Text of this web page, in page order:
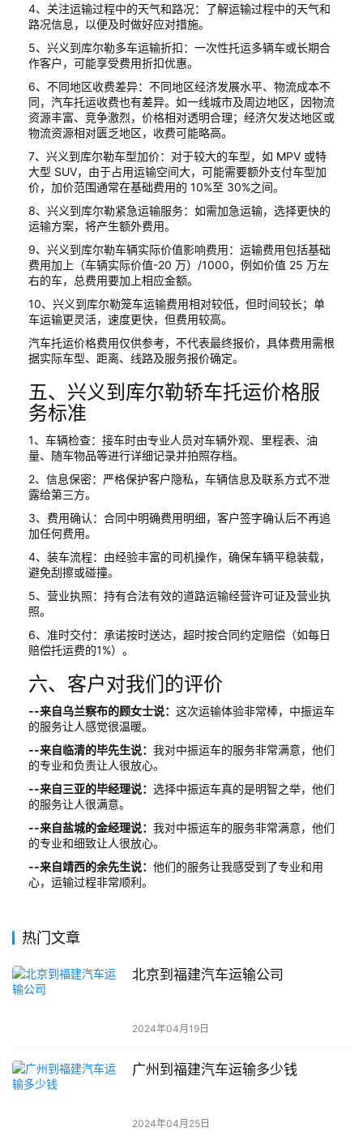
4、关注运输过程中的天气和路况：了解运输过程中的天气和
路况信息，以便及时做好应对措施。
5、兴义到库尔勒多车运输折扣：一次性托运多辆车或长期合
作客户，可能享受费用折扣优惠。
6、不同地区收费差异：不同地区经济发展水平、物流成本不
同，汽车托运收费也有差异。如一线城市及周边地区，因物流
资源丰富、竞争激烈，价格相对透明合理；经济欠发达地区或
物流资源相对匮乏地区，收费可能略高。
7、兴义到库尔勒车型加价：对于较大的车型，如 MPV 或特
大型 SUV，由于占用运输空间大，可能需要额外支付车型加
价，加价范围通常在基础费用的 10%至 30%之间。
8、兴义到库尔勒紧急运输服务：如需加急运输，选择更快的
运输方案，将产生额外费用。
9、兴义到库尔勒车辆实际价值影响费用：运输费用包括基础
费用加上（车辆实际价值-20 万）/1000，例如价值 25 万左
右的车，总费用要加上相应金额。
10、兴义到库尔勒笼车运输费用相对较低，但时间较长；单
车运输更灵活，速度更快，但费用较高。
汽车托运价格费用仅供参考，不代表最终报价，具体费用需根
据实际车型、距离、线路及服务报价确定。
五、兴义到库尔勒轿车托运价格服
务标准
1、车辆检查：接车时由专业人员对车辆外观、里程表、油
量、随车物品等进行详细记录并拍照存档。
2、信息保密：严格保护客户隐私，车辆信息及联系方式不泄
露给第三方。
3、费用确认：合同中明确费用明细，客户签字确认后不再追
加任何费用。
4、装车流程：由经验丰富的司机操作，确保车辆平稳装载，
避免刮擦或碰撞。
5、营业执照：持有合法有效的道路运输经营许可证及营业执
照。
6、准时交付：承诺按时送达，超时按合同约定赔偿（如每日
赔偿托运费的1%）。
六、客户对我们的评价
--来自乌兰察布的顾女士说： 这次运输体验非常棒，中振运车
的服务让人感觉很温暖。
--来自临清的毕先生说： 我对中振运车的服务非常满意，他们
的专业和负责让人很放心。
--来自三亚的毕经理说： 选择中振运车真的是明智之举，他们
的服务让人很满意。
--来自盐城的金经理说： 我对中振运车的服务非常满意，他们
的专业和细致让人很放心。
--来自靖西的余先生说： 他们的服务让我感受到了专业和用
心，运输过程非常顺利。
热门文章
北京到福建汽车运输公司
2024年04月19日
广州到福建汽车运输多少钱
2024年04月25日